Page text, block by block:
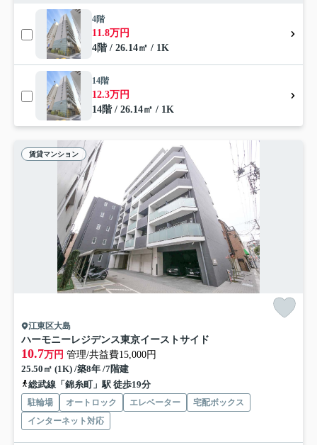
4階
11.8万円
4階 / 26.14㎡ / 1K
14階
12.3万円
14階 / 26.14㎡ / 1K
賃貸マンション
江東区大島
ハーモニーレジデンス東京イーストサイド
10.7万円 管理/共益費15,000円
25.50㎡ (1K) /築8年 /7階建
総武線「錦糸町」駅 徒歩19分
駐輪場 オートロック エレベーター
宅配ボックス
インターネット対応